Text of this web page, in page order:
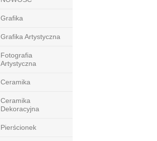
Grafika
Grafika Artystyczna
Fotografia
Artystyczna
Ceramika
Ceramika
Dekoracyjna
Pierścionek